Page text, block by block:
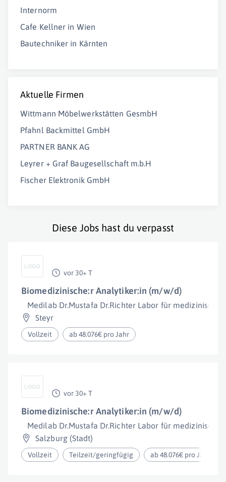
Internorm
Cafe Kellner in Wien
Bautechniker in Kärnten
Aktuelle Firmen
Wittmann Möbelwerkstätten GesmbH
Pfahnl Backmittel GmbH
PARTNER BANK AG
Leyrer + Graf Baugesellschaft m.b.H
Fischer Elektronik GmbH
Diese Jobs hast du verpasst
vor 30+ T
Biomedizinische:r Analytiker:in (m/w/d)
Medilab Dr.Mustafa Dr.Richter Labor für medizinisch
Steyr
Vollzeit ab 48.076€ pro Jahr
vor 30+ T
Biomedizinische:r Analytiker:in (m/w/d)
Medilab Dr.Mustafa Dr.Richter Labor für medizinisch
Salzburg (Stadt)
Vollzeit Teilzeit/geringfügig ab 48.076€ pro Jahr